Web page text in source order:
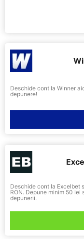
Deschide cont la Winner
depunere!
Deschide cont la Excelbet
RON. Depune minim 50
depunerii.